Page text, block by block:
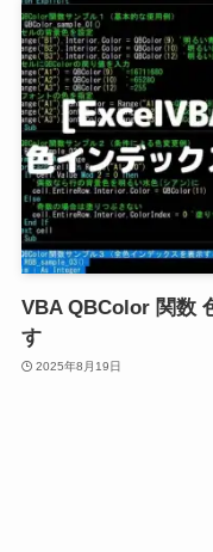
VBA QBColor 関数
す
2025年8月19日